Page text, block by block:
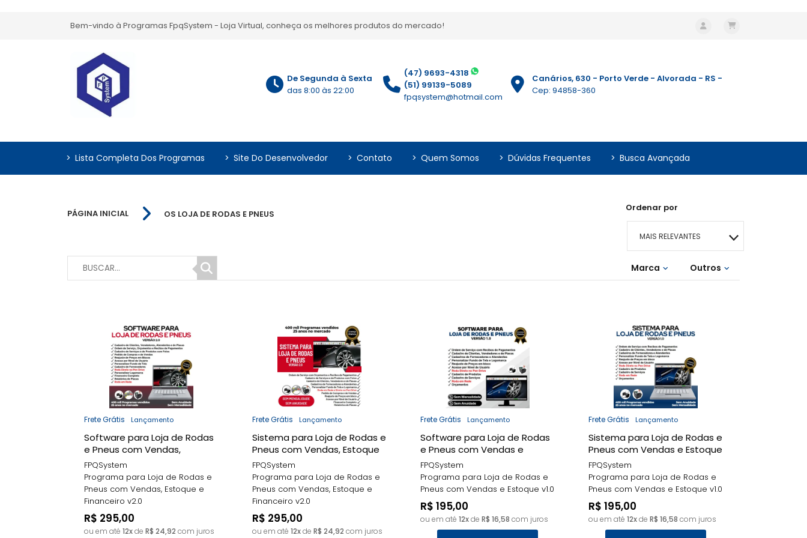
Bem-vindo à Programas FpqSystem - Loja Virtual, conheça os melhores produtos do mercado!
De Segunda à Sexta
das 8:00 às 22:00
(47) 9693-4318
(51) 99139-5089
fpqsystem@hotmail.com
Canários, 630 - Porto Verde - Alvorada - RS -
Cep: 94858-360
> Lista Completa Dos Programas > Site Do Desenvolvedor > Contato > Quem Somos > Dúvidas Frequentes > Busca Avançada
PÁGINA INICIAL OS LOJA DE RODAS E PNEUS
Ordenar por
MAIS RELEVANTES
MAIS VENDIDOS
MAIOR PREÇO
A - Z
Marca Outros
Frete Grátis Lançamento
Software para Loja de Rodas
e Pneus com Vendas,
Estoque e Financeiro v2.0
FPQSystem
Programa para Loja de Rodas e
Pneus com Vendas, Estoque e
Financeiro v2.0
R$ 295,00
ou em até 12xde R$ 24,92 com juros
Frete Grátis Lançamento
Sistema para Loja de Rodas e
Pneus com Vendas, Estoque
e Financeiro v2.0
FPQSystem
Programa para Loja de Rodas e
Pneus com Vendas, Estoque e
Financeiro v2.0
R$ 295,00
ou em até 12xde R$ 24,92 com juros
Frete Grátis Lançamento
Software para Loja de Rodas
e Pneus com Vendas e
Estoque v1.0
FPQSystem
Programa para Loja de Rodas e
Pneus com Vendas e Estoque v1.0
R$ 195,00
ou em até 12xde R$ 16,58 com juros
Frete Grátis Lançamento
Sistema para Loja de Rodas e
Pneus com Vendas e Estoque
v1.0
FPQSystem
Programa para Loja de Rodas e
Pneus com Vendas e Estoque v1.0
R$ 195,00
ou em até 12xde R$ 16,58 com juros